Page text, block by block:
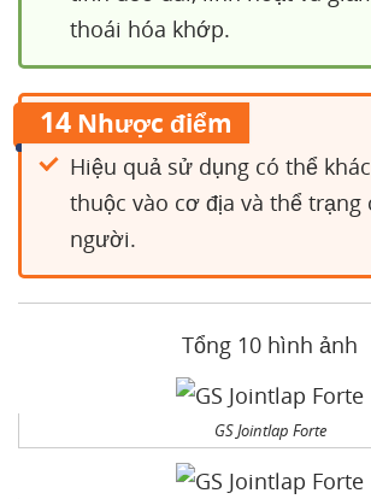
thoái hóa khớp.
14 Nhược điểm
Hiệu quả sử dụng có thể
thuộc vào cơ địa và thể trạng
người.
Tổng 10 hình ảnh
GS Jointlap Forte